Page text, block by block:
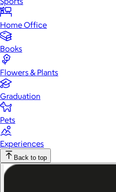
Home Office
Books
Flowers & Plants
Graduation
Pets
Experiences
Back to top